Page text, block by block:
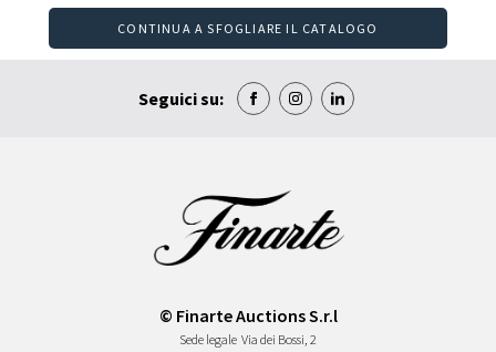
CONTINUA A SFOGLIARE IL CATALOGO
Seguici su:
© Finarte Auctions S.r.l
Sede legale Via dei Bossi, 2